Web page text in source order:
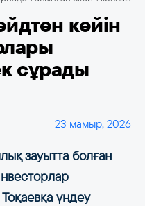
кейін
сұрады
23 мамыр, 2026
зауытта болған
үндеу